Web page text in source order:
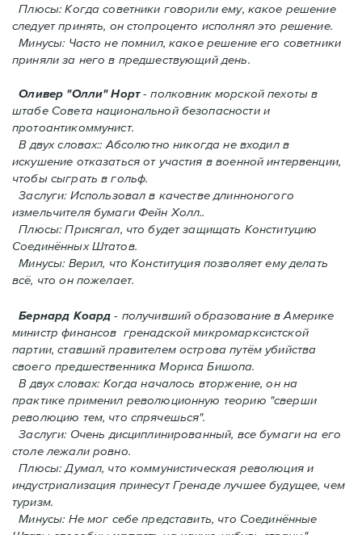
Плюсы: Когда советники говорили ему, какое решение
следует принять, oн стопроценто исполнял это решение.
Минусы: Часто не помнил, какое решение его советники
приняли за него в предшествующий день.
Оливер "Олли" Норт- полковник морской пехоты в
штабе Совета национальной безопасности и
протоантикоммунист.
В двух словах:: Абсолютно никогда не входил в
искушение отказаться от участия в военной интервенции,
чтобы сыграть в гольф.
Заслуги: Использовал в качестве длинноногого
измельчителя бумаги Фейн Холл..
Плюсы: Присягал, что будет защищать Конституцию
Соединённых Штатов.
Минусы: Верил, что Конституция позволяет ему делать
всё, что он пожелает.
Бернард Коард- получивший образование в Америке
министр финансов гренадской микромарксистской
партии, ставший правителем острова путём убийства
своего предшественника Мориса Бишопа.
В двух словах: Когда началось вторжение, oн на
практике применил революционную теорию "сверши
революцию тем, что спрячешься".
Заслуги: Очень дисциплинированный, все бумаги на его
столе лежали ровно.
Плюсы: Думал, что коммунистическая революция и
индустриализация принесут Гренадe лучшее будущее, чем
туризм.
Минусы: Не мог себе представить, что Соединённые